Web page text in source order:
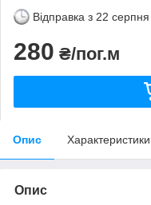
Відправка з 22
280 ₴/пог.м
Опис Характеристики
Опис